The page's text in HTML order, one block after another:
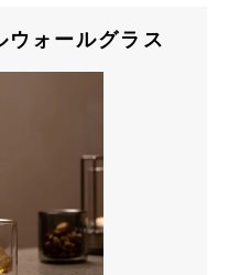
ウォールグラス